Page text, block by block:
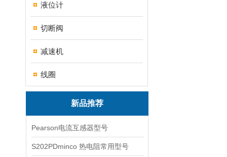
液位计
切断阀
减速机
线圈
新品推荐
Pearson电流互感器型号
S202PDminco 热电阻常用型号